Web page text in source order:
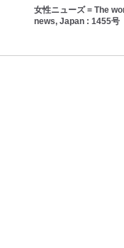
女性ニューズ = The
news, Japan : 1455号